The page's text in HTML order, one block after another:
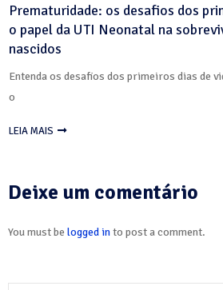
Prematuridade: os desafios dos
o papel da UTI Neonatal na
nascidos
Entenda os desafios dos primeiros dias de
o
LEIA MAIS
Deixe um comentário
You must be logged into post a comment.